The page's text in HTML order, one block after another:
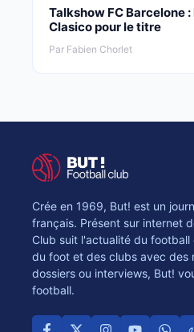
Talkshow FC Barcelone
Clasico pour le titre
Par Fabien Chorlet
Crée en 1969, But! est un
français. Présent sur internet
Club suit l'actualité du football
du foot et des clubs avec des
dossiers ou interviews, But!
football.